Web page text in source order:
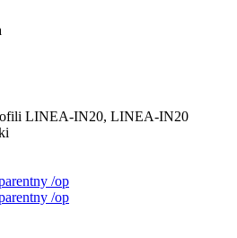
LINEA-IN20, LINEA-IN20